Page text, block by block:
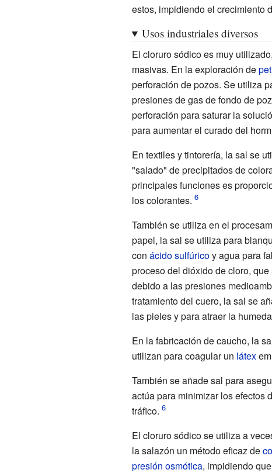
estos, impidiendo el crecimiento
Usos industriales diversos
El cloruro sódico es muy
masivas. En la exploración de
perforación de pozos. Se utiliza
presiones de gas de fondo de
perforación para saturar la
para aumentar el curado del
En textiles y tintorería, la sal se
"salado" de precipitados de
principales funciones es
los colorantes.
También se utiliza en el
papel, la sal se utiliza para
con ácido sulfúricoy agua para
proceso del dióxido de cloro,
debido a las presiones
tratamiento del cuero, la sal se
las pieles y para atraer la
En la fabricación de caucho, la
utilizan para coagular un látex
También se añade sal para
actúa para minimizar los efectos
tráfico.
El cloruro sódico se utiliza a
lasalazón un método eficaz de
presión osmótica, impidiendo